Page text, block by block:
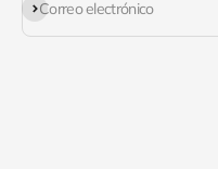
Correo electrónico
Suscribirse